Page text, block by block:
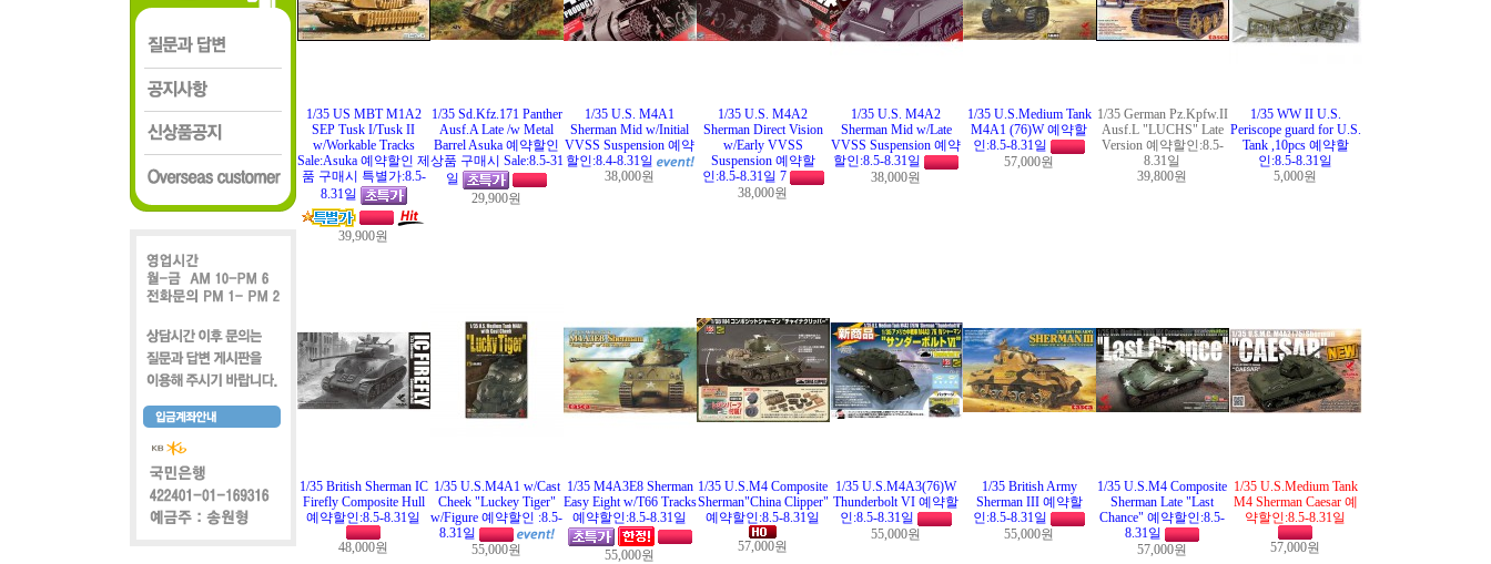
1/35 US MBT M1A2
SEP Tusk I/Tusk II
w/Workable Tracks
Sale:Asuka 예약할인 제
품 구매시 특별가:8.5-
8.31일
39,900원
1/35 Sd.Kfz.171 Panther
Ausf.A Late /w Metal
Barrel Asuka 예약할인
상품 구매시 Sale:8.5-31
일
29,900원
1/35 U.S. M4A1
Sherman Mid w/Initial
VVSS Suspension 예약
할인:8.4-8.31일
38,000원
1/35 U.S. M4A2
Sherman Direct Vision
w/Early VVSS
Suspension 예약할
인:8.5-8.31일 7
38,000원
1/35 U.S. M4A2
Sherman Mid w/Late
VVSS Suspension 예약
할인:8.5-8.31일
38,000원
1/35 U.S.Medium Tank
M4A1 (76)W 예약할
인:8.5-8.31일
57,000원
1/35 German Pz.Kpfw.II
Ausf.L "LUCHS" Late
Version 예약할인:8.5-
8.31일
39,800원
1/35 WW II U.S.
Periscope guard for U.S.
Tank ,10pcs 예약할
인:8.5-8.31일
5,000원
1/35 British Sherman IC
Firefly Composite Hull
예약할인:8.5-8.31일
48,000원
1/35 U.S.M4A1 w/Cast
Cheek "Luckey Tiger"
w/Figure 예약할인 :8.5-
8.31일
55,000원
1/35 M4A3E8 Sherman
Easy Eight w/T66 Tracks
예약할인:8.5-8.31일
55,000원
1/35 U.S.M4 Composite
Sherman"China Clipper"
예약할인:8.5-8.31일
57,000원
1/35 U.S.M4A3(76)W
Thunderbolt VI 예약할
인:8.5-8.31일
55,000원
1/35 British Army
Sherman III 예약할
인:8.5-8.31일
55,000원
1/35 U.S.M4 Composite
Sherman Late "Last
Chance" 예약할인:8.5-
8.31일
57,000원
1/35 U.S.Medium Tank
M4 Sherman Caesar 예
약할인:8.5-8.31일
57,000원